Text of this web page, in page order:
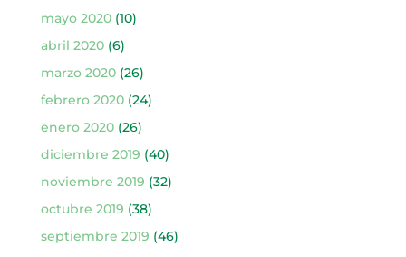
mayo 2020(10)
abril 2020(6)
marzo 2020(26)
febrero 2020(24)
enero 2020(26)
diciembre 2019 (40)
noviembre 2019 (32)
octubre 2019 (38)
septiembre 2019 (46)